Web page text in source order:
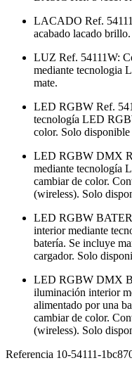
LACADO Ref.
acabado lacado brillo.
LUZ Ref. 54111W:
mediante tecnologia
mate.
LED RGBW Ref.
tecnología LED
color. Solo disponible
LED RGBW DMX
mediante tecnología
cambiar de color.
(wireless). Solo
LED RGBW
interior mediante
batería. Se incluye
cargador. Solo
LED RGBW DMX
iluminación interior
alimentado por una
cambiar de color.
(wireless). Solo
Referencia 10-54111-